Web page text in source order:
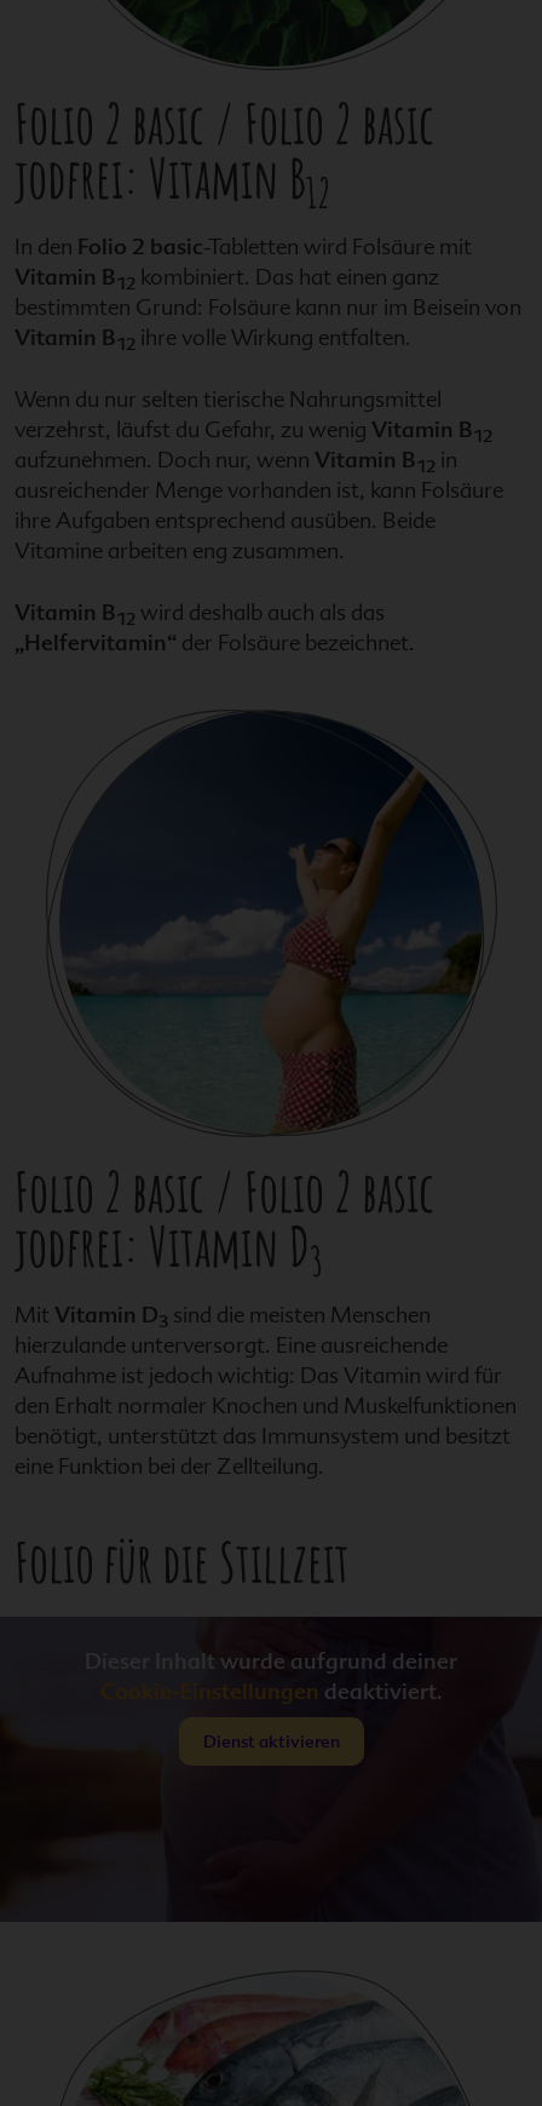
Folio 2 basic / Folio 2 basic
jodfrei: Vitamin B12
In den Folio 2 basic-Tabletten wird Folsäure mit
Vitamin B12 kombiniert. Das hat einen ganz
bestimmten Grund: Folsäure kann nur im Beisein von
Vitamin B12 ihre volle Wirkung entfalten.
Wenn du nur selten tierische Nahrungsmittel
verzehrst, läufst du Gefahr, zu wenig Vitamin B12
aufzunehmen. Doch nur, wenn Vitamin B12 in
ausreichender Menge vorhanden ist, kann Folsäure
ihre Aufgaben entsprechend ausüben. Beide
Vitamine arbeiten eng zusammen.
Vitamin B12 wird deshalb auch als das
„Helfervitamin“ der Folsäure bezeichnet.
Folio 2 basic / Folio 2 basic
jodfrei: Vitamin D3
Mit Vitamin D3 sind die meisten Menschen
hierzulande unterversorgt. Eine ausreichende
Aufnahme ist jedoch wichtig: Das Vitamin wird für
den Erhalt normaler Knochen und Muskelfunktionen
benötigt, unterstützt das Immunsystem und besitzt
eine Funktion bei der Zellteilung.
Folio für die Stillzeit
Dieser Inhalt wurde aufgrund deiner
Cookie-Einstellungen deaktiviert.
Dienst aktivieren